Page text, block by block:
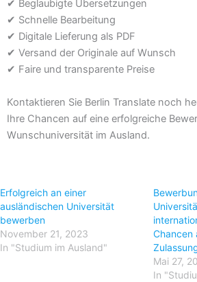
✔ Beglaubigte Übersetzungen
✔ Schnelle Bearbeitung
✔ Digitale Lieferung als PDF
✔ Versand der Originale auf Wunsch
✔ Faire und transparente Preise
Kontaktieren Sie Berlin Translate noch
Ihre Chancen auf eine erfolgreiche
Wunschuniversität im Ausland.
Erfolgreich an einer
ausländischen Universität
bewerben
November 21, 2023
In "Studium im Ausland"
Chancen
Mai 27,
In